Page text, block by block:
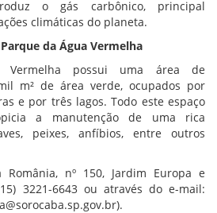
o gás carbônico, principal
climáticas do planeta.
da Água Vermelha
possui uma área de
m² de área verde, ocupados por
e por três lagos. Todo este espaço
a manutenção de uma rica
peixes, anfíbios, entre outros
nº 150, Jardim Europa e
3221-6643 ou através do e-mail: